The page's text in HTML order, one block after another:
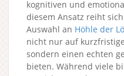
kognitiven und
diesem Ansatz reiht
Auswahl an Höhle der
nicht nur auf
sondern einen echten
bieten. Während viele